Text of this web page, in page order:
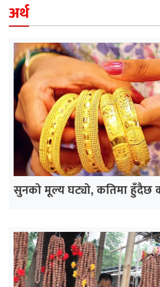
अर्थ
सुनको मूल्य घट्यो, कतिमा हुँदैछ